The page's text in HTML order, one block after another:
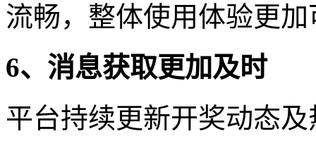
流畅，整体使用体验更加
6、消息获取更加及时
平台持续更新开奖动态